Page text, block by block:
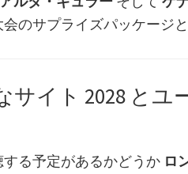
のサプライズパッケージ
イト 2028 とユ
る予定があるかどうか ロ